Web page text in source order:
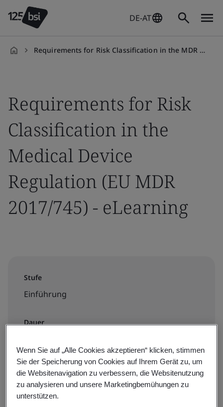
DE-AT
Requirements for Risk Classification in the MDR On-demand course
Requirements for Risk
Classification in the
Medical Device
Regulation (EU MDR
2017/745) - eLearning
Stufe
Einführung
Dauer
Verfügbar zur Buchung:
On-Demand-E-Learning
Wenn Sie auf „Alle Cookies akzeptieren“ klicken, stimmen
Sie der Speicherung von Cookies auf Ihrem Gerät zu, um
die Websitenavigation zu verbessern, die Websitenutzung
zu analysieren und unsere Marketingbemühungen zu
unterstützen.